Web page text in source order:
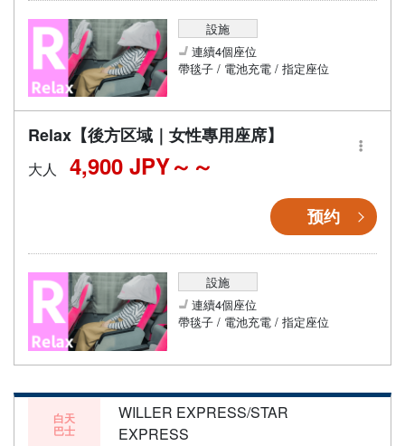
設施
連續4個座位
帶毯子 / 電池充電 / 指定座位
Relax【後方区域｜女性專用座席】
大人 4,900 JPY～
预约
設施
連續4個座位
帶毯子 / 電池充電 / 指定座位
白天
巴士
WILLER EXPRESS/STAR
EXPRESS